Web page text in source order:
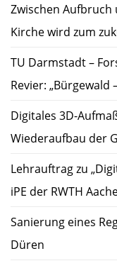
Zwischen Aufbruch
Kirche wird zum
TU Darmstadt –
Revier: „Bürgewald
Digitales 3D-
Wiederaufbau der
Lehrauftrag zu
iPE der RWTH
Sanierung eines
Düren